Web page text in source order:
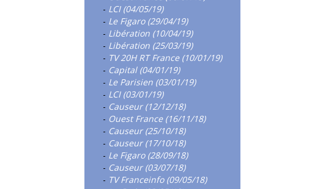
- LCI (04/05/19)
- Le Figaro (29/04/19)
- Libération (10/04/19)
- Libération (25/03/19)
- TV 20H RT France (10/01/19)
- Capital (04/01/19)
- Le Parisien (03/01/19)
- LCI (03/01/19)
- Causeur (12/12/18)
- Ouest France (16/11/18)
- Causeur (25/10/18)
- Causeur (17/10/18)
- Le Figaro (28/09/18)
- Causeur (03/07/18)
- TV Franceinfo (09/05/18)